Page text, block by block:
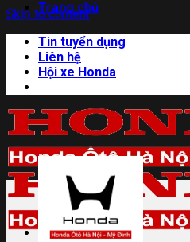
Skip to content
Trang chủ
Tin tuyển dụng
Liên hệ
Hội xe Honda